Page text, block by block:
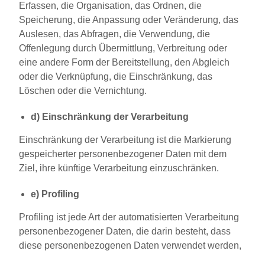
Erfassen, die Organisation, das Ordnen, die
Speicherung, die Anpassung oder Veränderung, das
Auslesen, das Abfragen, die Verwendung, die
Offenlegung durch Übermittlung, Verbreitung oder
eine andere Form der Bereitstellung, den Abgleich
oder die Verknüpfung, die Einschränkung, das
Löschen oder die Vernichtung.
d) Einschränkung der Verarbeitung
Einschränkung der Verarbeitung ist die Markierung
gespeicherter personenbezogener Daten mit dem
Ziel, ihre künftige Verarbeitung einzuschränken.
e) Profiling
Profiling ist jede Art der automatisierten Verarbeitung
personenbezogener Daten, die darin besteht, dass
diese personenbezogenen Daten verwendet werden,